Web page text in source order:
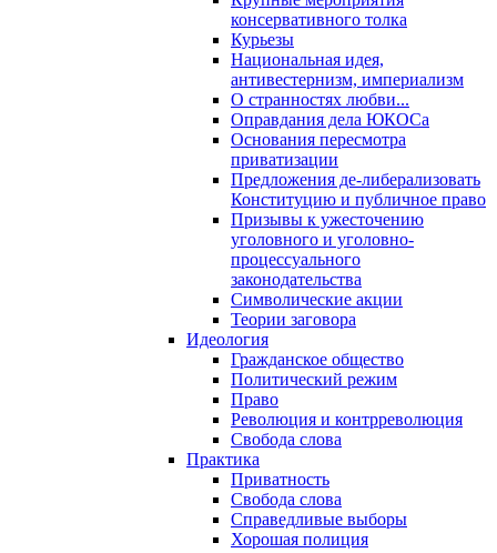
консервативного толка
Курьезы
Национальная идея,
антивестернизм, империализм
О странностях любви...
Оправдания дела ЮКОСа
Основания пересмотра
приватизации
Предложения де-либерализовать
Конституцию и публичное право
Призывы к ужесточению
уголовного и уголовно-
процессуального
законодательства
Символические акции
Теории заговора
Идеология
Гражданское общество
Политический режим
Право
Революция и контрреволюция
Свобода слова
Практика
Приватность
Свобода слова
Справедливые выборы
Хорошая полиция